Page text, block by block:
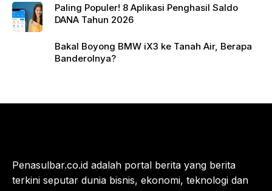
Paling Populer! 8 Aplikasi Penghasil Saldo
DANA Tahun 2026
Bakal Boyong BMW iX3 ke Tanah Air, Berapa
Banderolnya?
Penasulbar.co.id adalah portal berita yang berita
terkini seputar dunia bisnis, ekonomi, teknologi dan